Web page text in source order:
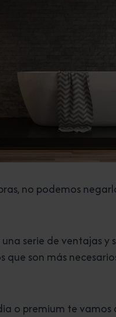
no podemos
serie de ventajas y
son más
o premium te vamos